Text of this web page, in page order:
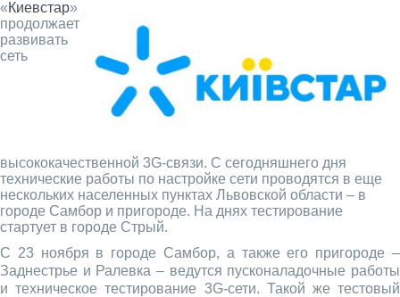
«Киевстар»
продолжает
развивать
сеть
высококачественной 3G-связи. С сегодняшнего дня
технические работы по настройке сети проводятся в еще
нескольких населенных пунктах Львовской области – в
городе Самбор и пригороде. На днях тестирование
стартует в городе Стрый.
С 23 ноября в городе Самбор, а также его пригороде –
Заднестрье и Ралевка – ведутся пусконаладочные работы
и техническое тестирование 3G-сети. Такой же тестовый